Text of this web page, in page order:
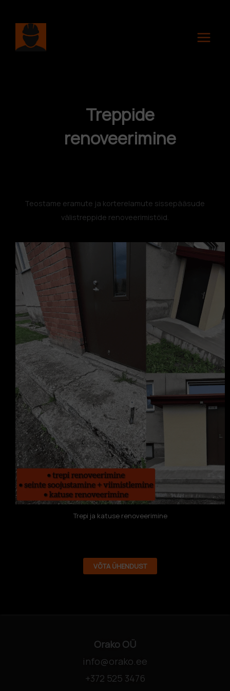
content
Treppide
renoveerimine
Teostame eramute ja korterelamute sissepääsude
välistreppide renoveerimistöid.
Trepi ja katuse renoveerimine
VÕTA ÜHENDUST
Orako OÜ
info@orako.ee
+372 525 3476